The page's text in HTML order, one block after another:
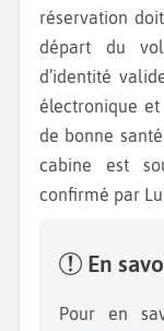
réservation
départ du
d’identité
électronique
de bonne
cabine est
confirmé par
En
Pour en